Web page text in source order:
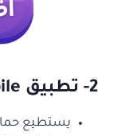
2- تطبيق Applock by IvyMobile
يستطيع